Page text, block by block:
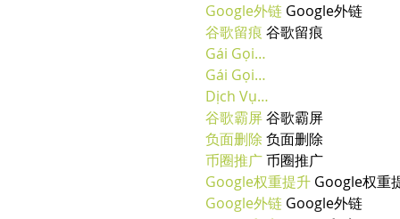
Google外链 Google外链
谷歌留痕 谷歌留痕
Gái Gọi…
Gái Gọi…
Dịch Vụ…
谷歌霸屏 谷歌霸屏
负面删除 负面删除
币圈推广 币圈推广
Google权重提升 Google权重
Google外链 Google外链